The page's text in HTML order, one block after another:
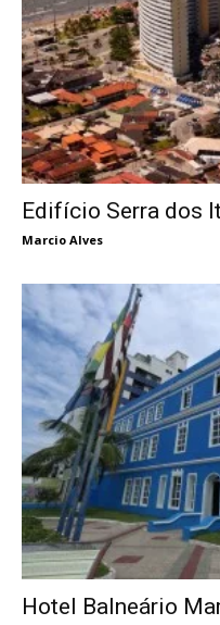
Edifício Serra dos
Marcio Alves
Hotel Balneário